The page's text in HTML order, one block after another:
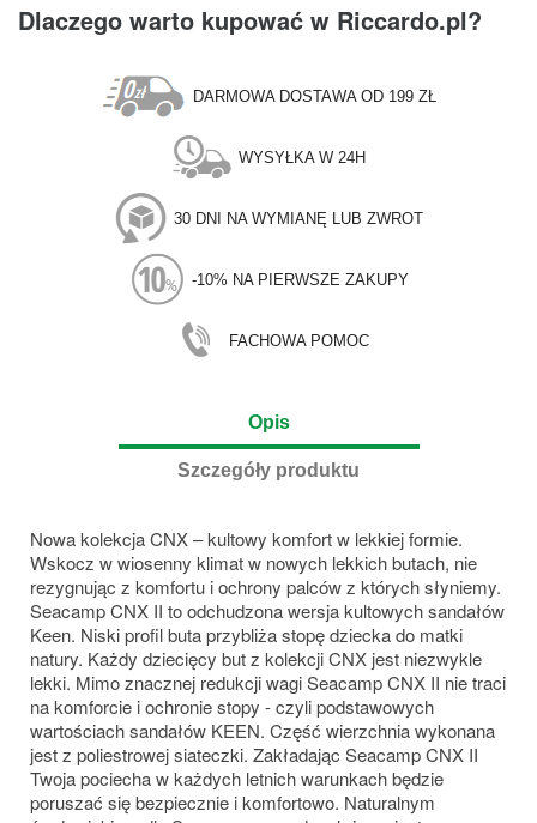
Dlaczego warto kupować w Riccardo.pl?
DARMOWA DOSTAWA OD 199 ZŁ
WYSYŁKA W 24H
30 DNI NA WYMIANĘ LUB ZWROT
-10% NA PIERWSZE ZAKUPY
FACHOWA POMOC
Opis
Szczegóły produktu
Nowa kolekcja CNX – kultowy komfort w lekkiej formie.
Wskocz w wiosenny klimat w nowych lekkich butach, nie
rezygnując z komfortu i ochrony palców z których słyniemy.
Seacamp CNX II to odchudzona wersja kultowych sandałów
Keen. Niski profil buta przybliża stopę dziecka do matki
natury. Każdy dziecięcy but z kolekcji CNX jest niezwykle
lekki. Mimo znacznej redukcji wagi Seacamp CNX II nie traci
na komforcie i ochronie stopy - czyli podstawowych
wartościach sandałów KEEN. Część wierzchnia wykonana
jest z poliestrowej siateczki. Zakładając Seacamp CNX II
Twoja pociecha w każdych letnich warunkach będzie
poruszać się bezpiecznie i komfortowo. Naturalnym